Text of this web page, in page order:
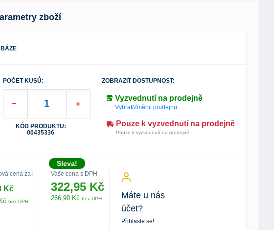
zboží
BÁZE
POČET KUSŮ:
KÓD PRODUKTU:
00435336
ZOBRAZIT DOSTUPNOST:
Vyzvednutí na prodejně
Vybrat/Změnit prodejnu
Pouze k vyzvednutí na prodejně
Pouze k vyzvednutí na prodejně
cena za l
Kč
bez DPH
Sleva!
Vaše cena s DPH
322,95 Kč
266,90 Kč bez DPH
Máte u nás
účet?
Přihlaste se!